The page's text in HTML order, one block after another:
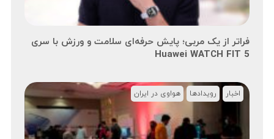
فراتر از یک مربی؛ پایش حرفه‌ای سلامت و ورزش با سری
Huawei WATCH FIT 5
اخبار رویدادها هواوی در ایران